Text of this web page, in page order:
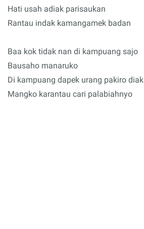
Hati usah adiak parisaukan
Rantau indak kamangamek badan
Baa kok tidak nan di kampuang sajo
Bausaho manaruko
Di kampuang dapek urang pakiro diak
Mangko karantau cari palabiahnyo